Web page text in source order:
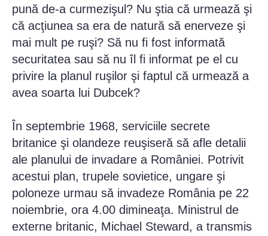
pună de-a curmezişul? Nu ştia că urmează şi
că acţiunea sa era de natură să enerveze şi
mai mult pe ruşi? Să nu fi fost informată
securitatea sau să nu îl fi informat pe el cu
privire la planul ruşilor şi faptul că urmează a
avea soarta lui Dubcek?
În septembrie 1968, serviciile secrete
britanice şi olandeze reuşiseră să afle detalii
ale planului de invadare a României. Potrivit
acestui plan, trupele sovietice, ungare şi
poloneze urmau să invadeze România pe 22
noiembrie, ora 4.00 dimineaţa. Ministrul de
externe britanic, Michael Steward, a transmis